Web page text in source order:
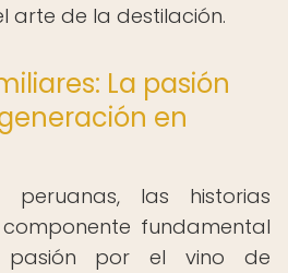
arte de la destilación.
La pasión
en
las historias
fundamental
por el vino de